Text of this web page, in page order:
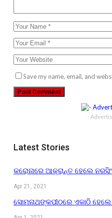
Save my name, email, and
-
Latest Stories
କରୋନାରେ ଆକ୍ରାନ୍ତ ହେଲେ
Apr 21, 2021
ସୋମନାଥଙ୍କପୀଠରେ ଏକାଠି